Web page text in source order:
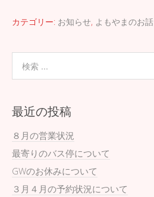
e
o
o
k
tt e
カテゴリー: お知らせ, よもやまのお話
最近の投稿
８月の営業状況
最寄りのバス停について
GWのお休みについて
３月４月の予約状況について